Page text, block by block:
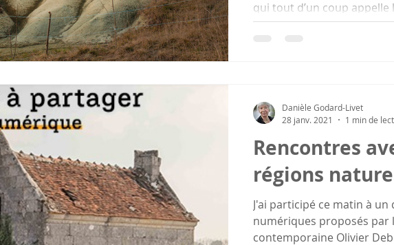
qui tout d’un coup appelle
Rencontres
régions
J'ai participé ce matin à un
numériques proposés par
contemporaine Olivier
Danièle Godard-Livet
28 janv. 2021
1 min de